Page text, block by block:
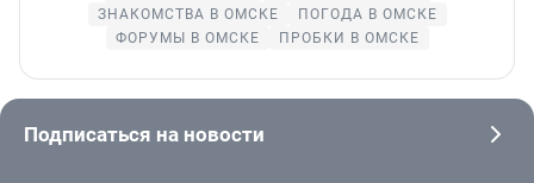
ЗНАКОМСТВА В ОМСКЕ
ПОГОДА В ОМСКЕ
ФОРУМЫ В ОМСКЕ
ПРОБКИ В ОМСКЕ
Подписаться на новости